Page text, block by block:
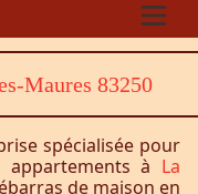
Maures 83250
spécialisée pour
à La
de maison en